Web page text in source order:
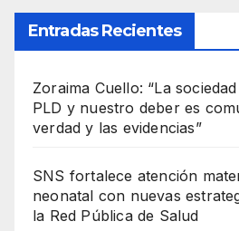
Entradas Recientes
Zoraima Cuello: “La
PLD y nuestro deber es
verdad y las evidencias”
SNS fortalece atención
neonatal con nuevas
la Red Pública de Salud